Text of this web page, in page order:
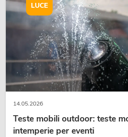
14.05.2026
Teste mobili outdoor: teste
intemperie per eventi
LUCE